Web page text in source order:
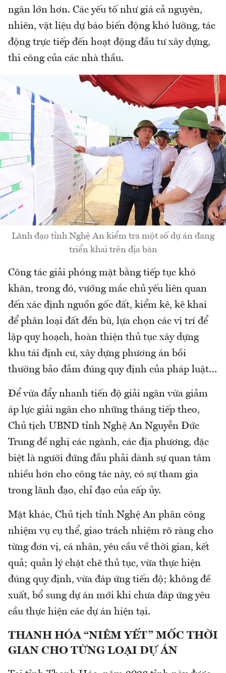
ngân lớn hơn. Các yếu tố như giá cả nguyên,
nhiên, vật liệu dự báo biến động khó lường, tác
động trực tiếp đến hoạt động đầu tư xây dựng,
thi công của các nhà thầu.
Lãnh đạo tỉnh Nghệ An kiểm tra một số dự án đang
triển khai trên địa bàn
Công tác giải phóng mặt bằng tiếp tục khó
khăn, trong đó, vướng mắc chủ yếu liên quan
đến xác định nguồn gốc đất, kiểm kê, kê khai
để phân loại đất đền bù, lựa chọn các vị trí để
lập quy hoạch, hoàn thiện thủ tục xây dựng
khu tái định cư, xây dựng phương án bồi
thường bảo đảm đúng quy định của pháp luật…
Để vừa đẩy nhanh tiến độ giải ngân vừa giảm
áp lực giải ngân cho những tháng tiếp theo,
Chủ tịch UBND tỉnh Nghệ An Nguyễn Đức
Trung đề nghị các ngành, các địa phương, đặc
biệt là người đứng đầu phải dành sự quan tâm
nhiều hơn cho công tác này, có sự tham gia
trong lãnh đạo, chỉ đạo của cấp ủy.
Mặt khác, Chủ tịch tỉnh Nghệ An phân công
nhiệm vụ cụ thể, giao trách nhiệm rõ ràng cho
từng đơn vị, cá nhân, yêu cầu về thời gian, kết
quả; quản lý chặt chẽ thủ tục, vừa thực hiện
đúng quy định, vừa đáp ứng tiến độ; không đề
xuất, bổ sung dự án mới khi chưa đáp ứng yêu
cầu thực hiện các dự án hiện tại.
THANH HÓA “NIÊM YẾT” MỐC THỜI
GIAN CHO TỪNG LOẠI DỰ ÁN